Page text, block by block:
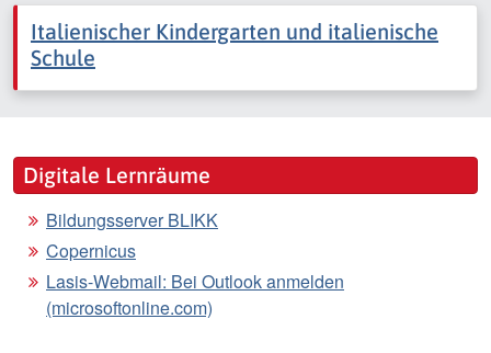
Italienischer Kindergarten und italienische
Schule
Digitale Lernräume
Bildungsserver BLIKK
Copernicus
Lasis-Webmail: Bei Outlook anmelden
(microsoftonline.com)